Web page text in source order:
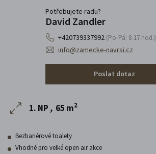
Potřebujete radu?
David Zandler
+420739337992 (Po-Pá: 8-17 hod.)
info@zamecke-navrsi.cz
Poslat dotaz
1. NP , 65 m2
Bezbariérové toalety
Vhodné pro velké open air akce